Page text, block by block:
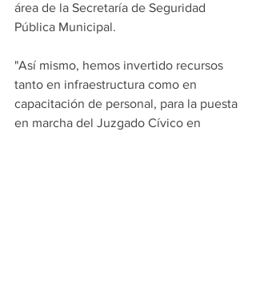
área de la Secretaría de Seguridad
Pública Municipal.
"Así mismo, hemos invertido recursos
tanto en infraestructura como en
capacitación de personal, para la puesta
en marcha del Juzgado Cívico en